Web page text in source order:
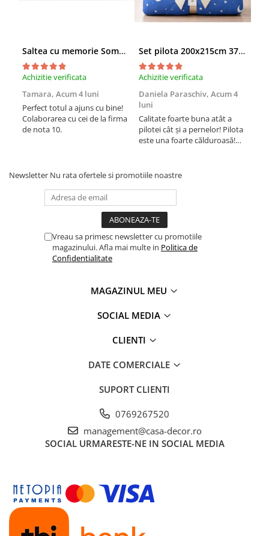
Saltea cu memorie SomnART XXL Memory Plus 160x190, înălțime 25cm, pentru persoane supraponderale, husă Aloe Vera detașabilă, rulată, fermitate mare
Achizitie verificata
Tamara, Acum 4 luni
Perfect totul a ajuns cu bine!
Colaborarea cu cei de la firma
de nota 10.
Set pilota 200x215cm 370g cu 2 perne 50x70,albastru- PLT36
Achizitie verificata
Daniela Paraschiv, Acum 4
luni
Calitate foarte buna atât a
pilotei cât și a pernelor! Pilota
este una foarte călduroasă!
Newsletter Nu rata ofertele si promotiile noastre
Vreau sa primesc newsletter cu promotiile
magazinului. Afla mai multe in Politica de
Confidentialitate
MAGAZINUL MEU
SOCIAL MEDIA
CLIENTI
DATE COMERCIALE
SUPORT CLIENTI
0769267520
management@casa-decor.ro
SOCIAL URMARESTE-NE IN SOCIAL MEDIA